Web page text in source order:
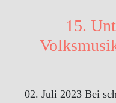
15.
02. Juli 2023 Bei